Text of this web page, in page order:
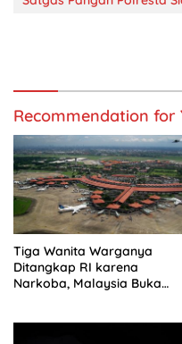
Recommendation for
Tiga Wanita Warganya
Ditangkap RI karena
Narkoba, Malaysia Buka